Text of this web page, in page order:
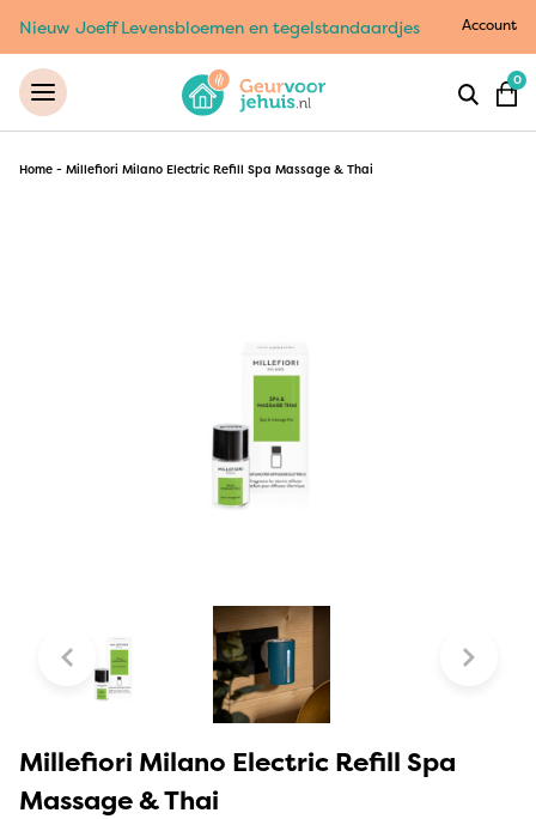
Nieuw Joeff Levensbloemen en tegelstandaardjes Account
0
Home - Millefiori Milano Electric Refill Spa Massage & Thai
Millefiori Milano Electric Refill Spa
Massage & Thai